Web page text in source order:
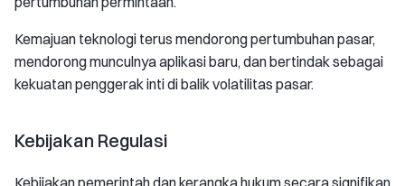
Kemajuan teknologi terus mendorong pertumbuhan pasar,
mendorong munculnya aplikasi baru, dan bertindak sebagai
kekuatan penggerak inti di balik volatilitas pasar.
Kebijakan Regulasi